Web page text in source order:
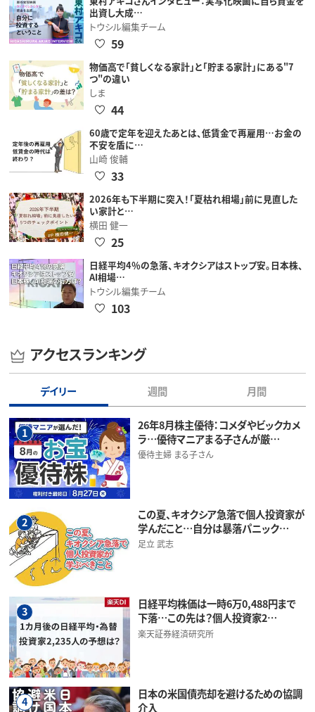
出資し大成…
トウシル編集チーム
59
物価高で「貧しくなる家計」と「貯まる家計」にある"7
つ"の違い
しま
44
60歳で定年を迎えたあとは、低賃金で再雇用…お金の
不安を盾に…
山崎 俊輔
33
2026年も下半期に突入！「夏枯れ相場」前に見直した
い家計と…
横田 健一
25
日経平均4％の急落、キオクシアはストップ安。日本株、
AI相場…
トウシル編集チーム
103
アクセスランキング
デイリー 週間 月間
1
26年8月株主優待：コメダやビックカメ
ラ…優待マニアまる子さんが厳…
優待主婦 まる子さん
2
この夏、キオクシア急落で個人投資家が
学んだこと…自分は暴落パニック…
足立 武志
3
日経平均株価は一時6万0,488円まで
下落…この先は？個人投資家2…
楽天証券経済研究所
4
日本の米国債売却を避けるための協調
介入